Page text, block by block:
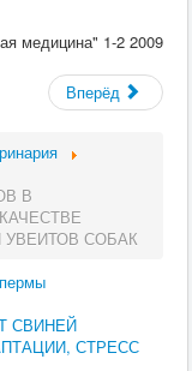
медицина" 1-2 2009
Вперёд
В
СОБАК
СВИНЕЙ
СТРЕСС